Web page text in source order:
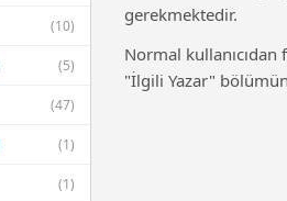
(10)
(5)
(47)
(1)
(1)
gerekmektedir.
Normal
"İlgili Yazar"